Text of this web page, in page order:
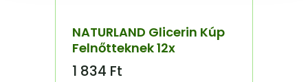
NATURLAND Glicerin Kúp
Felnőtteknek 12x
1 834 Ft